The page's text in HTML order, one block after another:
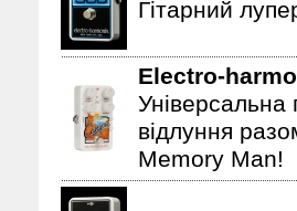
Гітарний
Electro-
Універсальна
відлуння
Memory Man!